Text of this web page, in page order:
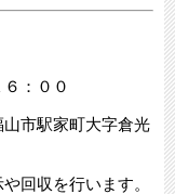
：００
山市駅家町大字倉光
回収を行います。